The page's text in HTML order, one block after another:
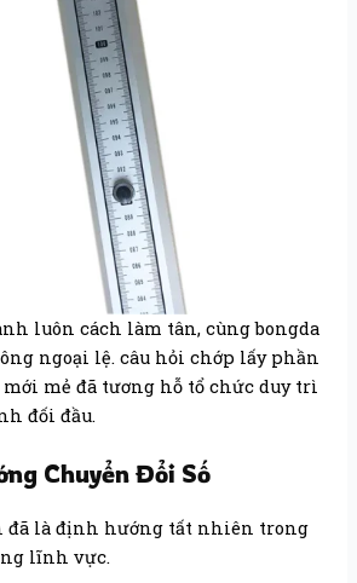
luôn cách làm tân, cùng bongda
ngoại lệ. câu hỏi chớp lấy phần
mẻ đã tương hỗ tổ chức duy trì
đối đầu.
Chuyển Đổi Số
đã là định hướng tất nhiên trong
lĩnh vực.